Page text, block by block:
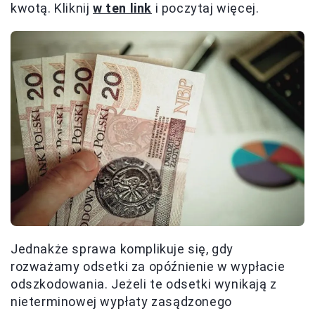
kwotą. Kliknij w ten link i poczytaj więcej.
Jednakże sprawa komplikuje się, gdy
rozważamy odsetki za opóźnienie w wypłacie
odszkodowania. Jeżeli te odsetki wynikają z
nieterminowej wypłaty zasądzonego